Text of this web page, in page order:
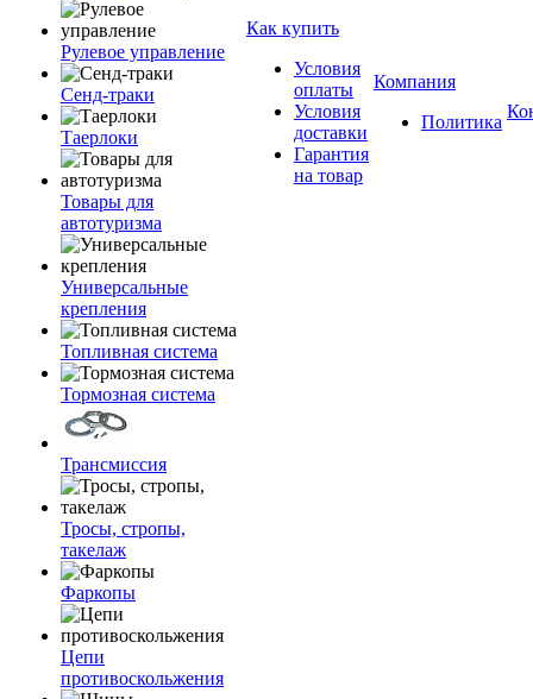
Рулевое управление
Сенд-траки
Таерлоки
Товары для
автотуризма
Универсальные
крепления
Топливная система
Тормозная система
Трансмиссия
Тросы, стропы,
такелаж
Фаркопы
Цепи
противоскольжения
Как купить
Условия
оплаты
Условия
доставки
Гарантия
на товар
Компания
Политика